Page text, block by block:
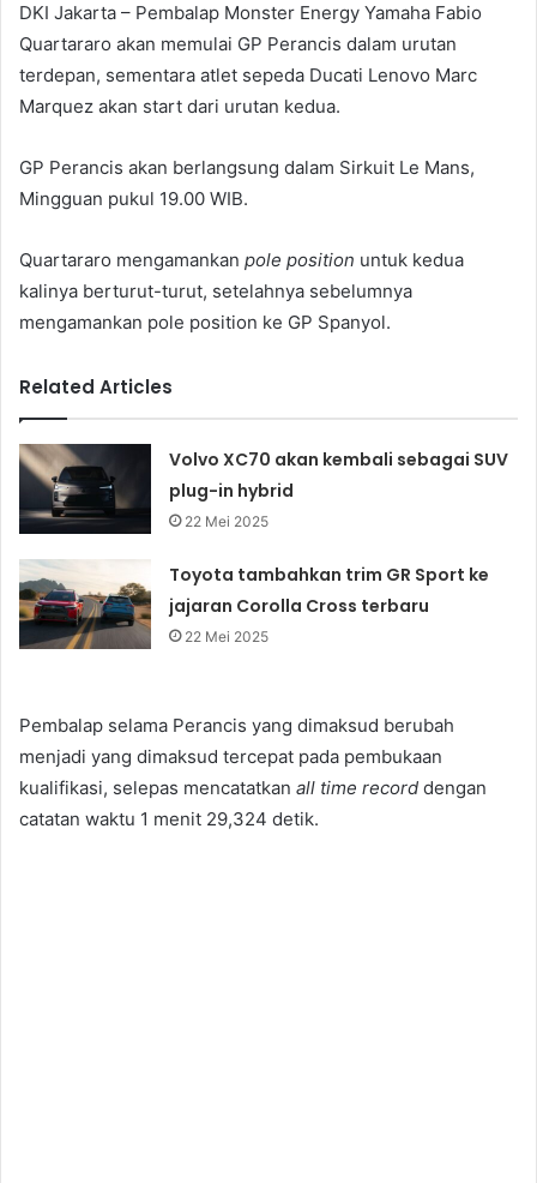
DKI Jakarta – Pembalap Monster Energy Yamaha Fabio
Quartararo akan memulai GP Perancis dalam urutan
terdepan, sementara atlet sepeda Ducati Lenovo Marc
Marquez akan start dari urutan kedua.
GP Perancis akan berlangsung dalam Sirkuit Le Mans,
Mingguan pukul 19.00 WIB.
Quartararo mengamankan pole position untuk kedua
kalinya berturut-turut, setelahnya sebelumnya
mengamankan pole position ke GP Spanyol.
Related Articles
Volvo XC70 akan kembali sebagai SUV
plug-in hybrid
22 Mei 2025
Toyota tambahkan trim GR Sport ke
jajaran Corolla Cross terbaru
22 Mei 2025
Pembalap selama Perancis yang dimaksud berubah
menjadi yang dimaksud tercepat pada pembukaan
kualifikasi, selepas mencatatkan all time record dengan
catatan waktu 1 menit 29,324 detik.